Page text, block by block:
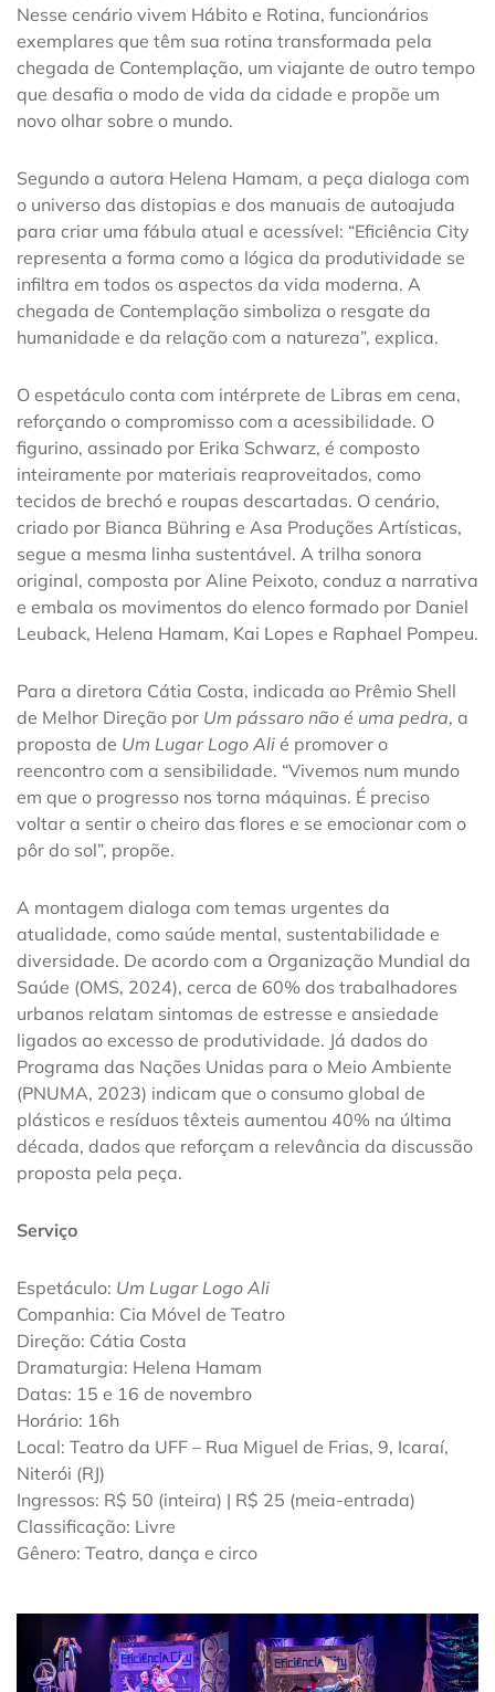
Nesse cenário vivem Hábito e Rotina, funcionários
exemplares que têm sua rotina transformada pela
chegada de Contemplação, um viajante de outro tempo
que desafia o modo de vida da cidade e propõe um
novo olhar sobre o mundo.
Segundo a autora Helena Hamam, a peça dialoga com
o universo das distopias e dos manuais de autoajuda
para criar uma fábula atual e acessível: “Eficiência City
representa a forma como a lógica da produtividade se
infiltra em todos os aspectos da vida moderna. A
chegada de Contemplação simboliza o resgate da
humanidade e da relação com a natureza”, explica.
O espetáculo conta com intérprete de Libras em cena,
reforçando o compromisso com a acessibilidade. O
figurino, assinado por Erika Schwarz, é composto
inteiramente por materiais reaproveitados, como
tecidos de brechó e roupas descartadas. O cenário,
criado por Bianca Bühring e Asa Produções Artísticas,
segue a mesma linha sustentável. A trilha sonora
original, composta por Aline Peixoto, conduz a narrativa
e embala os movimentos do elenco formado por Daniel
Leuback, Helena Hamam, Kai Lopes e Raphael Pompeu.
Para a diretora Cátia Costa, indicada ao Prêmio Shell
de Melhor Direção por Um pássaro não é uma pedra, a
proposta de Um Lugar Logo Alié promover o
reencontro com a sensibilidade. “Vivemos num mundo
em que o progresso nos torna máquinas. É preciso
voltar a sentir o cheiro das flores e se emocionar com o
pôr do sol”, propõe.
A montagem dialoga com temas urgentes da
atualidade, como saúde mental, sustentabilidade e
diversidade. De acordo com a Organização Mundial da
Saúde (OMS, 2024), cerca de 60% dos trabalhadores
urbanos relatam sintomas de estresse e ansiedade
ligados ao excesso de produtividade. Já dados do
Programa das Nações Unidas para o Meio Ambiente
(PNUMA, 2023) indicam que o consumo global de
plásticos e resíduos têxteis aumentou 40% na última
década, dados que reforçam a relevância da discussão
proposta pela peça.
Serviço
Espetáculo: Um Lugar Logo Ali
Companhia: Cia Móvel de Teatro
Direção: Cátia Costa
Dramaturgia: Helena Hamam
Datas: 15 e 16 de novembro
Horário: 16h
Local: Teatro da UFF – Rua Miguel de Frias, 9, Icaraí,
Niterói (RJ)
Ingressos: R$ 50 (inteira) | R$ 25 (meia-entrada)
Classificação: Livre
Gênero: Teatro, dança e circo